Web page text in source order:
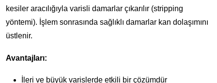
kesiler aracılığıyla varisli damarlar çıkarılır (stripping
yöntemi). İşlem sonrasında sağlıklı damarlar kan dolaşımını
üstlenir.
Avantajları:
İleri ve büyük varislerde etkili bir çözümdür